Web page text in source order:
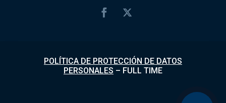
POLÍTICA DE PROTECCIÓN DE DATOS
PERSONALES – FULL TIME